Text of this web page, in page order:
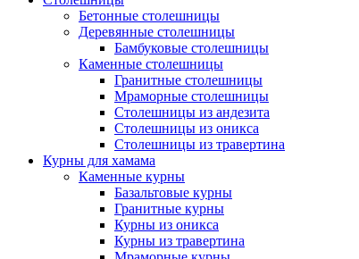
Бетонные столешницы
Деревянные столешницы
Бамбуковые столешницы
Каменные столешницы
Гранитные столешницы
Мраморные столешницы
Столешницы из андезита
Столешницы из оникса
Столешницы из травертина
Курны для хамама
Каменные курны
Базальтовые курны
Гранитные курны
Курны из оникса
Курны из травертина